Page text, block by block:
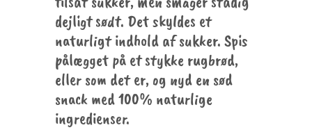
dejligt sødt. Det skyldes et
naturligt indhold af sukker. Spis
pålægget på et stykke rugbrød,
eller som det er, og nyd en sød
snack med 100% naturlige
ingredienser.